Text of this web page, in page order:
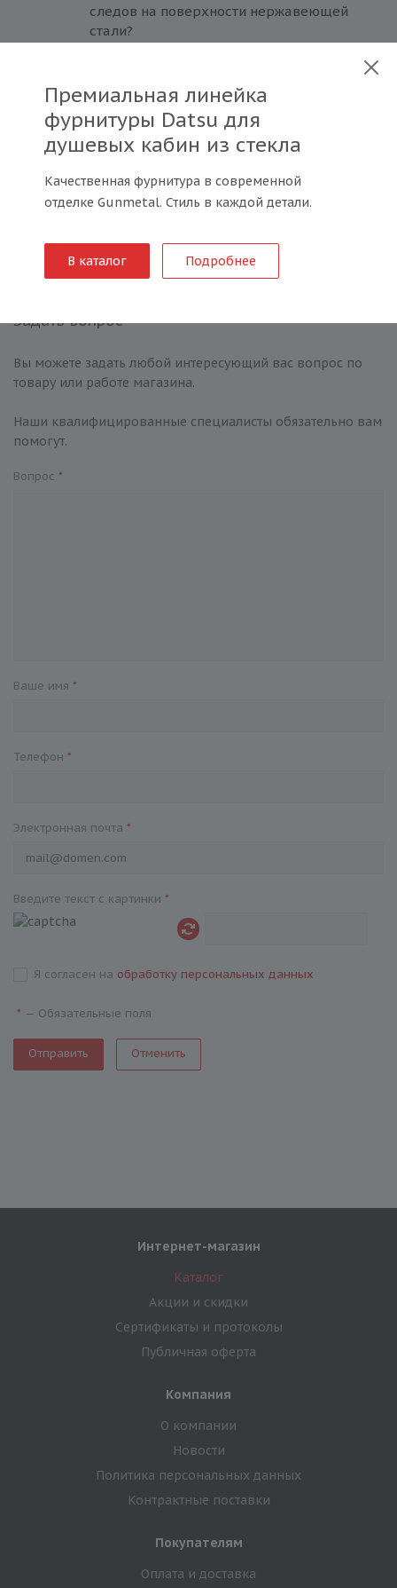
следов на поверхности нержавеющей
стали?
Каков срок эксплуатации
нержавеющих стальных труб и
Смотреть все вопросы/ответы
Задать вопрос
Вы можете задать любой интересующий вас вопрос по
товару или работе магазина.
Наши квалифицированные специалисты обязательно вам
помогут.
Вопрос *
Ваше имя *
Телефон *
Электронная почта *
Введите текст с картинки *
Я согласен на обработку персональных данных
* — Обязательные поля
Отменить
Интернет-магазин
Каталог
Акции и скидки
Сертификаты и протоколы
Публичная оферта
Компания
О компании
Новости
Политика персональных данных
Контрактные поставки
Покупателям
Оплата и доставка
Премиальная линейка
фурнитуры Datsu для
душевых кабин из стекла
Качественная фурнитура в современной
отделке Gunmetal. Стиль в каждой детали.
В каталог Подробнее